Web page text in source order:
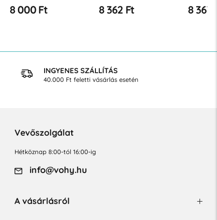
Hgmm
8 000 Ft
Hgmm
8 362 Ft 8 367
INGYENES SZÁLLÍTÁS
40.000 Ft feletti vásárlás esetén
Vevőszolgálat
Hétköznap 8:00-tól 16:00-ig
info@vohy.hu
A vásárlásról